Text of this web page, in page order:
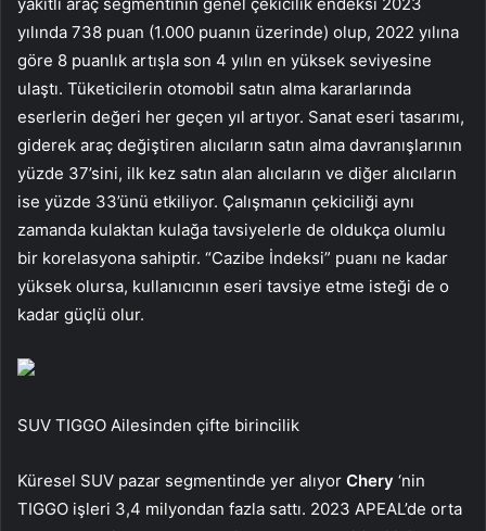
yılında 738 puan (1.000 puanın üzerinde) olup, 2022 yılına
göre 8 puanlık artışla son 4 yılın en yüksek seviyesine
ulaştı. Tüketicilerin otomobil satın alma kararlarında
eserlerin değeri her geçen yıl artıyor. Sanat eseri tasarımı,
giderek araç değiştiren alıcıların satın alma davranışlarının
yüzde 37’sini, ilk kez satın alan alıcıların ve diğer alıcıların
ise yüzde 33’ünü etkiliyor. Çalışmanın çekiciliği aynı
zamanda kulaktan kulağa tavsiyelerle de oldukça olumlu
bir korelasyona sahiptir. “Cazibe İndeksi” puanı ne kadar
yüksek olursa, kullanıcının eseri tavsiye etme isteği de o
kadar güçlü olur.
SUV TIGGO Ailesinden çifte birincilik
Küresel SUV pazar segmentinde yer alıyor Chery ‘nin
TIGGO işleri 3,4 milyondan fazla sattı. 2023 APEAL’de orta